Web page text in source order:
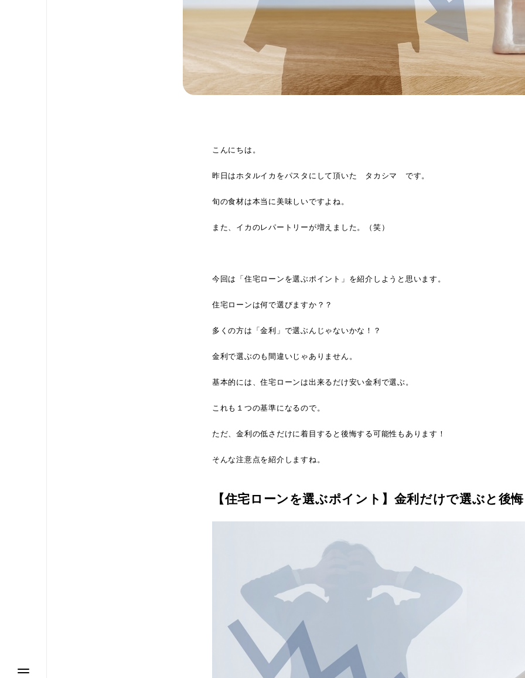
こんにちは。
昨日はホタルイカをパスタにして頂いた タカシマ です。
旬の食材は本当に美味しいですよね。
また、イカのレパートリーが増えました。（笑）
今回は「住宅ローンを選ぶポイント」を紹介しようと思います。
住宅ローンは何で選びますか？？
多くの方は「金利」で選ぶんじゃないかな！？
金利で選ぶのも間違いじゃありません。
基本的には、住宅ローンは出来るだけ安い金利で選ぶ。
これも１つの基準になるので。
ただ、金利の低さだけに着目すると後悔する可能性もあります！
そんな注意点を紹介しますね。
【住宅ローンを選ぶポイント】金利だけで選ぶと後